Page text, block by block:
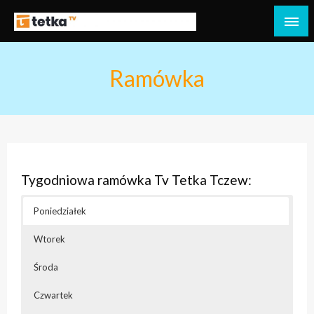
treściTv Tetka Tczew
Tetka Tczew – Twoja lokalna telewizja!
Ramówka
Tygodniowa ramówka Tv Tetka Tczew:
Poniedziałek
Wtorek
Środa
Czwartek